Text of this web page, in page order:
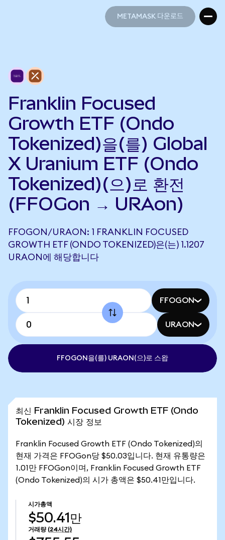
METAMASK 다운로드
Franklin Focused
Growth ETF (Ondo
Tokenized)을(를) Global
X Uranium ETF (Ondo
Tokenized)(으)로 환전
(FFOGon → URAon)
FFOGON/URAON: 1 FRANKLIN FOCUSED
GROWTH ETF (ONDO TOKENIZED)은(는) 1.1207
URAON에 해당합니다
FFOGON
URAON
FFOGON을(를) URAON(으)로 스왑
최신 Franklin Focused Growth ETF (Ondo
Tokenized) 시장 정보
Franklin Focused Growth ETF (Ondo Tokenized)의
현재 가격은 FFOGon당 $50.03입니다. 현재 유통량은
1.01만 FFOGon이며, Franklin Focused Growth ETF
(Ondo Tokenized)의 시가 총액은 $50.41만입니다.
시가총액
$50.41만
거래량 (24시간)